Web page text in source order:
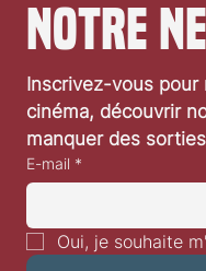
Festival de
notre
Inscrivez-vous pour
cinéma, découvrir
manquer des
E-mail *
Oui, je souhaite